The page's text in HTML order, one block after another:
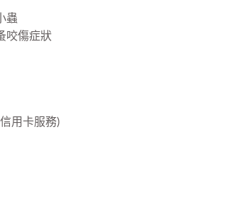
蟲
咬傷症狀
用卡服務)